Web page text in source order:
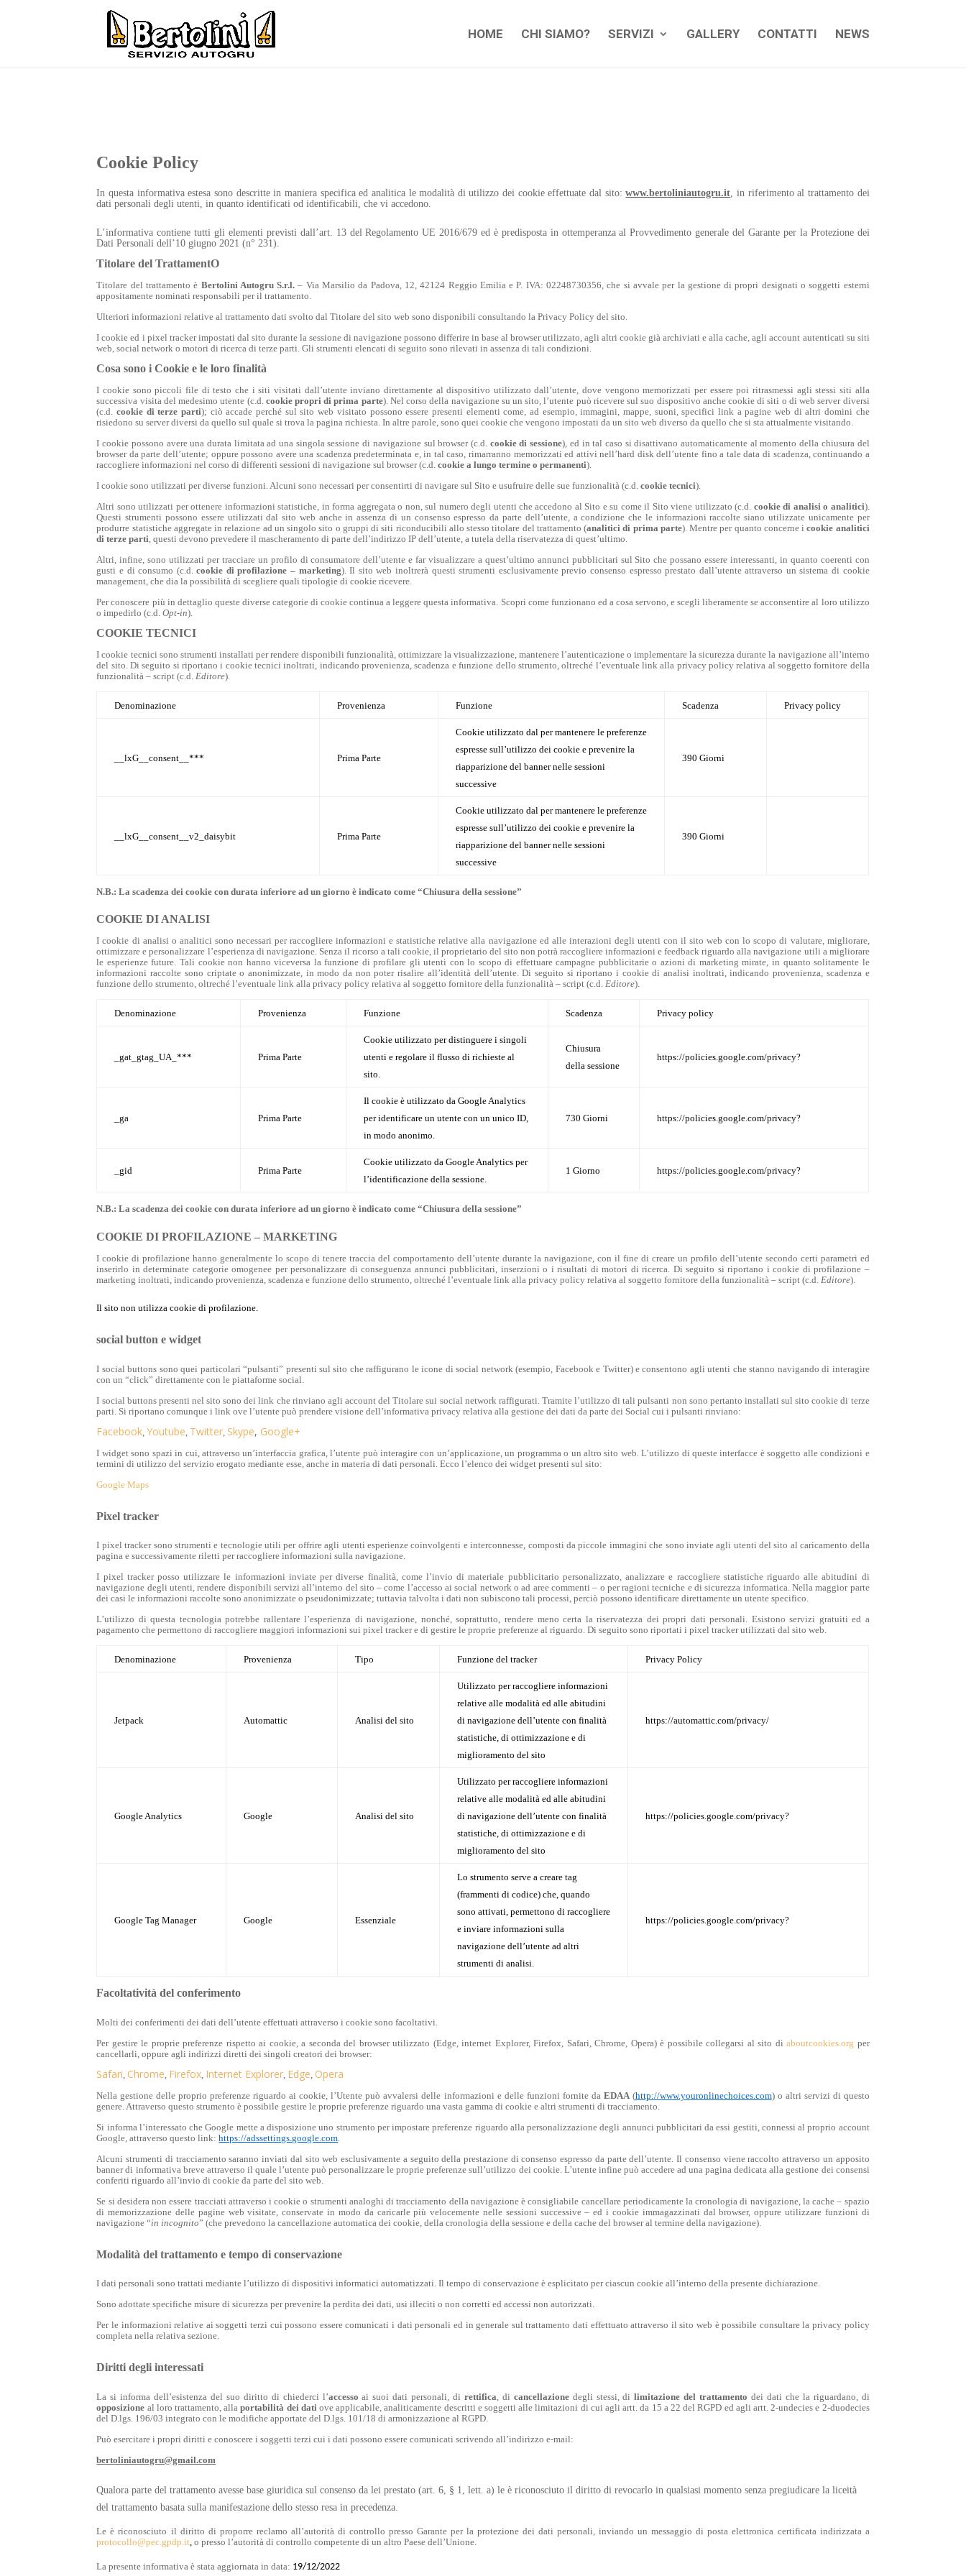
HOME CHI SIAMO? SERVIZI GALLERY CONTATTI NEWS
Cookie Policy
In questa informativa estesa sono descritte in maniera specifica ed analitica le modalità di utilizzo dei cookie effettuate dal sito:www.bertoliniautogru.it, in riferimento al trattamento dei
dati personali degli utenti, in quanto identificati od identificabili, che vi accedono.
L’informativa contiene tutti gli elementi previsti dall’art. 13 del Regolamento UE 2016/679 ed è predisposta in ottemperanza al Provvedimento generale del Garante per la Protezione dei
Dati Personali dell’10 giugno 2021 (n° 231).
Titolare del TrattamentO
Titolare del trattamento è Bertolini Autogru S.r.l. – Via Marsilio da Padova, 12, 42124 Reggio Emilia e P. IVA: 02248730356, che si avvale per la gestione di propri designati o soggetti esterni
appositamente nominati responsabili per il trattamento.
Ulteriori informazioni relative al trattamento dati svolto dal Titolare del sito web sono disponibili consultando la Privacy Policy del sito.
I cookie ed i pixel tracker impostati dal sito durante la sessione di navigazione possono differire in base al browser utilizzato, agli altri cookie già archiviati e alla cache, agli account autenticati su siti
web, social network o motori di ricerca di terze parti. Gli strumenti elencati di seguito sono rilevati in assenza di tali condizioni.
Cosa sono i Cookie e le loro finalità
I cookie sono piccoli file di testo che i siti visitati dall’utente inviano direttamente al dispositivo utilizzato dall’utente, dove vengono memorizzati per essere poi ritrasmessi agli stessi siti alla
successiva visita del medesimo utente (c.d. cookie propri di prima parte). Nel corso della navigazione su un sito, l’utente può ricevere sul suo dispositivo anche cookie di siti o di web server diversi
(c.d.cookie di terze parti); ciò accade perché sul sito web visitato possono essere presenti elementi come, ad esempio, immagini, mappe, suoni, specifici link a pagine web di altri domini che
risiedono su server diversi da quello sul quale si trova la pagina richiesta. In altre parole, sono quei cookie che vengono impostati da un sito web diverso da quello che si sta attualmente visitando.
I cookie possono avere una durata limitata ad una singola sessione di navigazione sul browser (c.d. cookie di sessione), ed in tal caso si disattivano automaticamente al momento della chiusura del
browser da parte dell’utente; oppure possono avere una scadenza predeterminata e, in tal caso, rimarranno memorizzati ed attivi nell’hard disk dell’utente fino a tale data di scadenza, continuando a
raccogliere informazioni nel corso di differenti sessioni di navigazione sul browser (c.d.cookie a lungo termine o permanenti).
I cookie sono utilizzati per diverse funzioni. Alcuni sono necessari per consentirti di navigare sul Sito e usufruire delle sue funzionalità (c.d.cookie tecnici).
Altri sono utilizzati per ottenere informazioni statistiche, in forma aggregata o non, sul numero degli utenti che accedono al Sito e su come il Sito viene utilizzato (c.d. cookie di analisi o analitici).
Questi strumenti possono essere utilizzati dal sito web anche in assenza di un consenso espresso da parte dell’utente, a condizione che le informazioni raccolte siano utilizzate unicamente per
produrre statistiche aggregate in relazione ad un singolo sito o gruppi di siti riconducibili allo stesso titolare del trattamento (analitici di prima parte). Mentre per quanto concerne icookie analitici
di terze parti , questi devono prevedere il mascheramento di parte dell’indirizzo IP dell’utente, a tutela della riservatezza di quest’ultimo.
Altri, infine, sono utilizzati per tracciare un profilo di consumatore dell’utente e far visualizzare a quest’ultimo annunci pubblicitari sul Sito che possano essere interessanti, in quanto coerenti con
gusti e di consumo (c.d.cookie di profilazione – marketing). Il sito web inoltrerà questi strumenti esclusivamente previo consenso espresso prestato dall’utente attraverso un sistema di cookie
management, che dia la possibilità di scegliere quali tipologie di cookie ricevere.
Per conoscere più in dettaglio queste diverse categorie di cookie continua a leggere questa informativa. Scopri come funzionano ed a cosa servono, e scegli liberamente se acconsentire al loro utilizzo
o impedirlo (c.d.Opt-in).
COOKIE TECNICI
I cookie tecnici sono strumenti installati per rendere disponibili funzionalità, ottimizzare la visualizzazione, mantenere l’autenticazione o implementare la sicurezza durante la navigazione all’interno
del sito. Di seguito si riportano i cookie tecnici inoltrati, indicando provenienza, scadenza e funzione dello strumento, oltreché l’eventuale link alla privacy policy relativa al soggetto fornitore della
funzionalità – script (c.d. Editore).
Denominazione Provenienza Funzione Scadenza Privacy policy
__lxG__consent__*** Prima Parte
Cookie utilizzato dal per mantenere le preferenze
espresse sull’utilizzo dei cookie e prevenire la
riapparizione del banner nelle sessioni
successive
390 Giorni
__lxG__consent__v2_daisybit Prima Parte
Cookie utilizzato dal per mantenere le preferenze
espresse sull’utilizzo dei cookie e prevenire la
riapparizione del banner nelle sessioni
successive
390 Giorni
N.B.: La scadenza dei cookie con durata inferiore ad un giorno è indicato come “Chiusura della sessione”
COOKIE DI ANALISI
I cookie di analisi o analitici sono necessari per raccogliere informazioni e statistiche relative alla navigazione ed alle interazioni degli utenti con il sito web con lo scopo di valutare, migliorare,
ottimizzare e personalizzare l’esperienza di navigazione. Senza il ricorso a tali cookie, il proprietario del sito non potrà raccogliere informazioni e feedback riguardo alla navigazione utili a migliorare
le esperienze future. Tali cookie non hanno viceversa la funzione di profilare gli utenti con lo scopo di effettuare campagne pubblicitarie o azioni di marketing mirate, in quanto solitamente le
informazioni raccolte sono criptate o anonimizzate, in modo da non poter risalire all’identità dell’utente.Di seguito si riportano i cookie di analisi inoltrati, indicando provenienza, scadenza e
funzione dello strumento, oltreché l’eventuale link alla privacy policy relativa al soggetto fornitore della funzionalità – script (c.d.Editore).
Denominazione Provenienza Funzione Scadenza Privacy policy
_gat_gtag_UA_*** Prima Parte
Cookie utilizzato per distinguere i singoli
utenti e regolare il flusso di richieste al
sito.
Chiusura
della sessione
https://policies.google.com/privacy?
_ga Prima Parte
Il cookie è utilizzato da Google Analytics
per identificare un utente con un unico ID,
in modo anonimo.
730 Giorni https://policies.google.com/privacy?
_gid Prima Parte
Cookie utilizzato da Google Analytics per
l’identificazione della sessione.
1 Giorno https://policies.google.com/privacy?
N.B.: La scadenza dei cookie con durata inferiore ad un giorno è indicato come “Chiusura della sessione”
COOKIE DI PROFILAZIONE – MARKETING
I cookie di profilazione hanno generalmente lo scopo di tenere traccia del comportamento dell’utente durante la navigazione, con il fine di creare un profilo dell’utente secondo certi parametri ed
inserirlo in determinate categorie omogenee per personalizzare di conseguenza annunci pubblicitari, inserzioni o i risultati di motori di ricerca. Di seguito si riportano i cookie di profilazione –
marketing inoltrati, indicando provenienza, scadenza e funzione dello strumento, oltreché l’eventuale link alla privacy policy relativa al soggetto fornitore della funzionalità – script (c.d. Editore).
Il sito non utilizza cookie di profilazione.
social button e widget
I social buttons sono quei particolari “pulsanti” presenti sul sito che raffigurano le icone di social network (esempio, Facebook e Twitter) e consentono agli utenti che stanno navigando di interagire
con un “click” direttamente con le piattaforme social.
I social buttons presenti nel sito sono dei link che rinviano agli account del Titolare sui social network raffigurati. Tramite l’utilizzo di tali pulsanti non sono pertanto installati sul sito cookie di terze
parti. Si riportano comunque i link ove l’utente può prendere visione dell’informativa privacy relativa alla gestione dei dati da parte dei Social cui i pulsanti rinviano:
Facebook ,Youtube Twitter Skype, Google+
I widget sono spazi in cui, attraverso un’interfaccia grafica, l’utente può interagire con un’applicazione, un programma o un altro sito web. L’utilizzo di queste interfacce è soggetto alle condizioni e
termini di utilizzo del servizio erogato mediante esse, anche in materia di dati personali. Ecco l’elenco dei widget presenti sul sito:
Google Maps
Pixel tracker
I pixel tracker sono strumenti e tecnologie utili per offrire agli utenti esperienze coinvolgenti e interconnesse, composti da piccole immagini che sono inviate agli utenti del sito al caricamento della
pagina e successivamente riletti per raccogliere informazioni sulla navigazione.
I pixel tracker posso utilizzare le informazioni inviate per diverse finalità, come l’invio di materiale pubblicitario personalizzato, analizzare e raccogliere statistiche riguardo alle abitudini di
navigazione degli utenti, rendere disponibili servizi all’interno del sito – come l’accesso ai social network o ad aree commenti – o per ragioni tecniche e di sicurezza informatica. Nella maggior parte
dei casi le informazioni raccolte sono anonimizzate o pseudonimizzate; tuttavia talvolta i dati non subiscono tali processi, perciò possono identificare direttamente un utente specifico.
L’utilizzo di questa tecnologia potrebbe rallentare l’esperienza di navigazione, nonché, soprattutto, rendere meno certa la riservatezza dei propri dati personali. Esistono servizi gratuiti ed a
pagamento che permettono di raccogliere maggiori informazioni sui pixel tracker e di gestire le proprie preferenze al riguardo. Di seguito sono riportati i pixel tracker utilizzati dal sito web.
Denominazione Provenienza Tipo Funzione del tracker Privacy Policy
Jetpack Automattic Analisi del sito
Utilizzato per raccogliere informazioni
relative alle modalità ed alle abitudini
di navigazione dell’utente con finalità
statistiche, di ottimizzazione e di
miglioramento del sito
https://automattic.com/privacy/
Google Analytics Google Analisi del sito
Utilizzato per raccogliere informazioni
relative alle modalità ed alle abitudini
di navigazione dell’utente con finalità
statistiche, di ottimizzazione e di
miglioramento del sito
https://policies.google.com/privacy?
Google Tag Manager Google Essenziale
Lo strumento serve a creare tag
(frammenti di codice) che, quando
sono attivati, permettono di raccogliere
e inviare informazioni sulla
navigazione dell’utente ad altri
strumenti di analisi.
https://policies.google.com/privacy?
Facoltatività del conferimento
Molti dei conferimenti dei dati dell’utente effettuati attraverso i cookie sono facoltativi.
Per gestire le proprie preferenze rispetto ai cookie, a seconda del browser utilizzato (Edge, internet Explorer, Firefox, Safari, Chrome, Opera) è possibile collegarsi al sito diaboutcookies.org per
cancellarli, oppure agli indirizzi diretti dei singoli creatori dei browser:
Safari Chrome Firefox Internet Explorer Edge ,Opera
Nella gestione delle proprio preferenze riguardo ai cookie, l’Utente può avvalersi delle informazioni e delle funzioni fornite da EDAA(http://www.youronlinechoices.com) o altri servizi di questo
genere. Attraverso questo strumento è possibile gestire le proprie preferenze riguardo una vasta gamma di cookie e altri strumenti di tracciamento.
Si informa l’interessato che Google mette a disposizione uno strumento per impostare preferenze riguardo alla personalizzazione degli annunci pubblicitari da essi gestiti, connessi al proprio account
Google, attraverso questo link:https://adssettings.google.com
Alcuni strumenti di tracciamento saranno inviati dal sito web esclusivamente a seguito della prestazione di consenso espresso da parte dell’utente. Il consenso viene raccolto attraverso un apposito
banner di informativa breve attraverso il quale l’utente può personalizzare le proprie preferenze sull’utilizzo dei cookie. L’utente infine può accedere ad una pagina dedicata alla gestione dei consensi
conferiti riguardo all’invio di cookie da parte del sito web.
Se si desidera non essere tracciati attraverso i cookie o strumenti analoghi di tracciamento della navigazione è consigliabile cancellare periodicamente la cronologia di navigazione, la cache – spazio
di memorizzazione delle pagine web visitate, conservate in modo da caricarle più velocemente nelle sessioni successive – ed i cookie immagazzinati dal browser, oppure utilizzare funzioni di
navigazione “in incognito” (che prevedono la cancellazione automatica dei cookie, della cronologia della sessione e della cache del browser al termine della navigazione).
Modalità del trattamento e tempo di conservazione
I dati personali sono trattati mediante l’utilizzo di dispositivi informatici automatizzati. Il tempo di conservazione è esplicitato per ciascun cookie all’interno della presente dichiarazione.
Sono adottate specifiche misure di sicurezza per prevenire la perdita dei dati, usi illeciti o non corretti ed accessi non autorizzati.
Per le informazioni relative ai soggetti terzi cui possono essere comunicati i dati personali ed in generale sul trattamento dati effettuato attraverso il sito web è possibile consultare la privacy policy
completa nella relativa sezione.
Diritti degli interessati
La si informa dell’esistenza del suo diritto di chiederci l’accesso ai suoi dati personali, di rettifica , di cancellazione degli stessi, dilimitazione del trattamento dei dati che la riguardano, di
opposizione al loro trattamento, allaportabilità dei dati ove applicabile, analiticamente descritti e soggetti alle limitazioni di cui agli artt. da 15 a 22 del RGPD ed agli artt. 2-undecies e 2-duodecies
del D.lgs. 196/03 integrato con le modifiche apportate del D.lgs. 101/18 di armonizzazione al RGPD.
Può esercitare i propri diritti e conoscere i soggetti terzi cui i dati possono essere comunicati scrivendo all’indirizzo e-mail:
bertoliniautogru@gmail.com
Qualora parte del trattamento avesse base giuridica sul consenso da lei prestato (art. 6, § 1, lett. a) le è riconosciuto il diritto di revocarlo in qualsiasi momento senza pregiudicare la liceità
del trattamento basata sulla manifestazione dello stesso resa in precedenza.
Le è riconosciuto il diritto di proporre reclamo all’autorità di controllo presso Garante per la protezione dei dati personali, inviando un messaggio di posta elettronica certificata indirizzata a
protocollo@pec.gpdp.it ,o presso l’autorità di controllo competente di un altro Paese dell’Unione.
La presente informativa è stata aggiornata in data: 19/12/2022